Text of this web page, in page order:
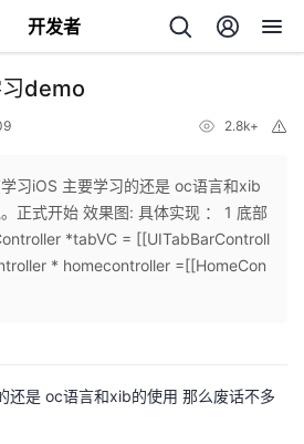
开发者
demo
2.8k+
学习iOS 主要学习的还是 oc语言和xib
正式开始 效果图: 具体实现 ： 1 底部
*tabVC = [[UITabBarControll
* homecontroller =[[HomeCon
还是 oc语言和xib的使用 那么废话不多